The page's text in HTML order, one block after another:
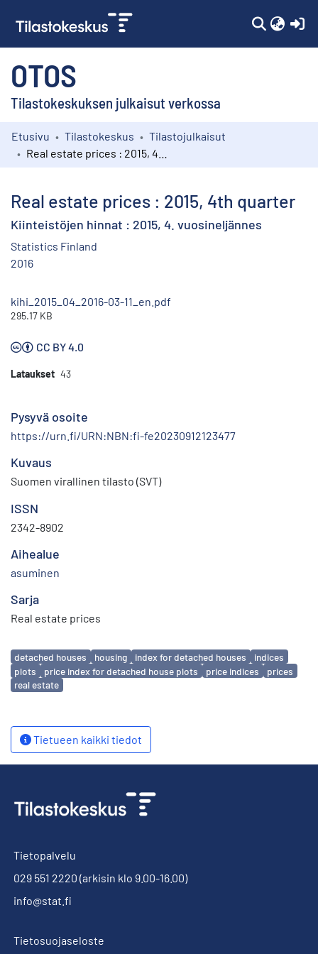
OTOS
Tilastokeskuksen julkaisut verkossa
Kokoelmat
Etusivu Tilastokeskus
Tilastojulkaisut
Real estate prices : 2015, 4th quarter
Kiinteistöjen hinnat : 2015, 4. vuosineljännes
Statistics Finland
2016
kihi_2015_04_2016-03-11_en.pdf
295.17 KB
CC BY 4.0
Lataukset 43
Pysyvä osoite
https://urn.fi/URN:NBN:fi-fe20230912123477
Kuvaus
Suomen virallinen tilasto (SVT)
ISSN
2342-8902
Aihealue
asuminen
Sarja
Real estate prices
Avainsanat
detached houses housing index for detached houses
indices
plots
price index for detached house plots price indices
prices
real estate
Tietueen kaikki tiedot
Tietopalvelu
029 551 2220 (arkisin klo 9.00-16.00)
info@stat.fi
Tietosuojaseloste